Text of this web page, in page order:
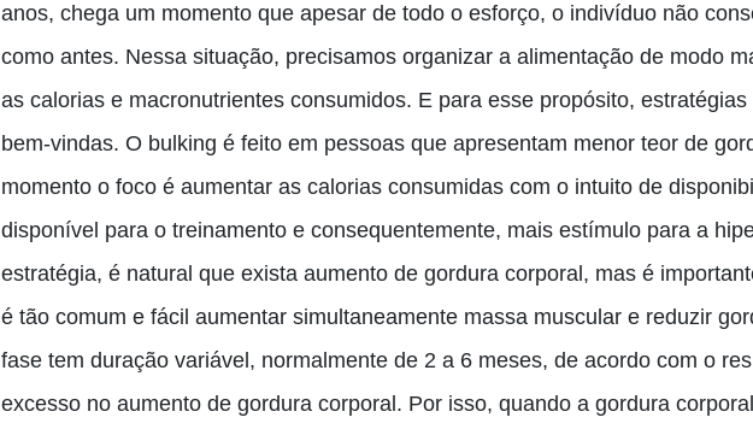
anos, chega um momento que apesar de todo o esforço, o indivíduo não
como antes. Nessa situação, precisamos organizar a alimentação de modo
as calorias e macronutrientes consumidos. E para esse propósito, estratégias
bem-vindas. O bulking é feito em pessoas que apresentam menor teor de
momento o foco é aumentar as calorias consumidas com o intuito de
disponível para o treinamento e consequentemente, mais estímulo para a
estratégia, é natural que exista aumento de gordura corporal, mas é
é tão comum e fácil aumentar simultaneamente massa muscular e reduzir
fase tem duração variável, normalmente de 2 a 6 meses, de acordo com o
excesso no aumento de gordura corporal. Por isso, quando a gordura